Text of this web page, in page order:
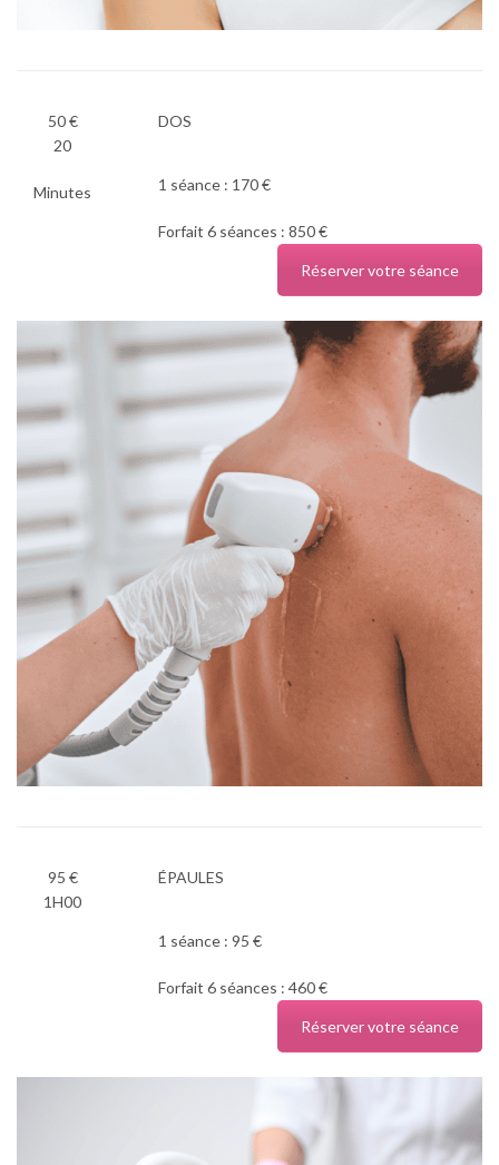
50 €
20
Minutes
DOS
1 séance : 170 €
Forfait 6 séances : 850 €
Réserver votre séance
95 €
1H00
ÉPAULES
1 séance : 95 €
Forfait 6 séances : 460 €
Réserver votre séance